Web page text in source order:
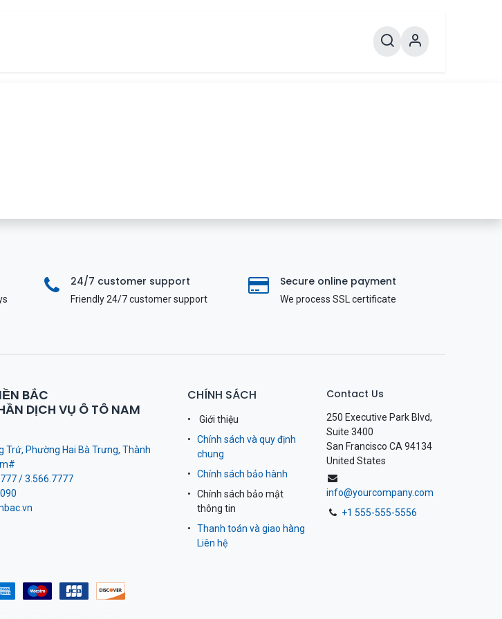
24/7 customer support
Friendly 24/7 customer support
Secure online payment
We process SSL сertificate
BẮC
DỊCH VỤ Ô TÔ NAM
Trứ, Phường Hai Bà Trưng, Thành
#
/ 3.566.7777
CHÍNH SÁCH
Giới thiệu
Chính sách và quy định
chung
Chính sách bảo hành
Chính sách bảo mật
thông tin
Thanh toán và giao hàng
Liên hệ
Contact Us
250 Executive Park Blvd,
Suite 3400
San Francisco CA 94134
United States
info@yourcompany.com
+1 555-555-5556